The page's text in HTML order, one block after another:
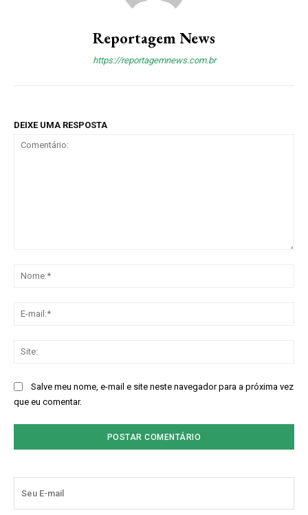
Reportagem News
https://reportagemnews.com.br
DEIXE UMA RESPOSTA
Salve meu nome, e-mail e site neste navegador para a próxima vez
que eu comentar.